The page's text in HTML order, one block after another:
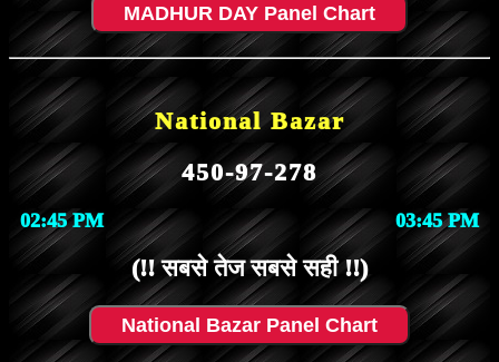
MADHUR DAY Panel Chart
National Bazar
450-97-278
02:45 PM 03:45 PM
(!! सबसे तेज सबसे सही !!)
National Bazar Panel Chart